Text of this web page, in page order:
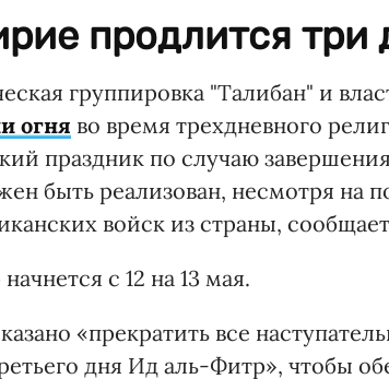
продлится три
группировка "Талибан" и
огня во время трехдневного
праздник по случаю
быть реализован, несмотря на
войск из страны, сообщает
с 12 на 13 мая.
«прекратить все
дня Ид аль-Фитр», чтобы